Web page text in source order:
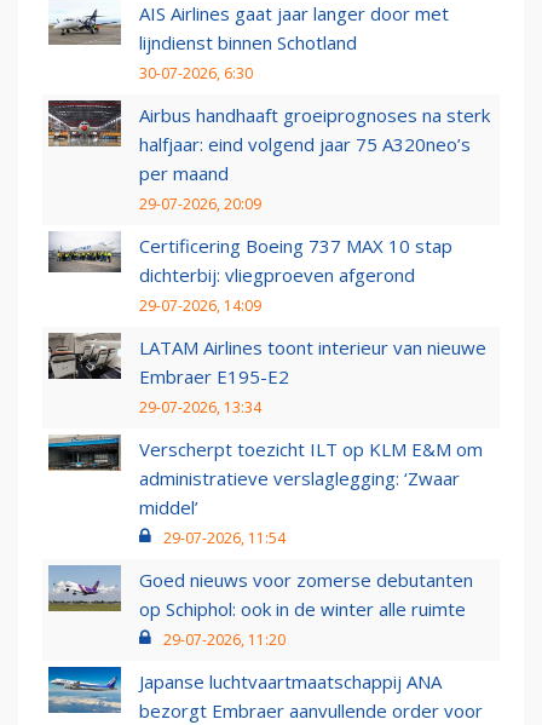
AIS Airlines gaat jaar langer door met
lijndienst binnen Schotland
30-07-2026, 6:30
Airbus handhaaft groeiprognoses na sterk
halfjaar: eind volgend jaar 75 A320neo’s
per maand
29-07-2026, 20:09
Certificering Boeing 737 MAX 10 stap
dichterbij: vliegproeven afgerond
29-07-2026, 14:09
LATAM Airlines toont interieur van nieuwe
Embraer E195-E2
29-07-2026, 13:34
Verscherpt toezicht ILT op KLM E&M om
administratieve verslaglegging: ‘Zwaar
middel’
29-07-2026, 11:54
Goed nieuws voor zomerse debutanten
op Schiphol: ook in de winter alle ruimte
29-07-2026, 11:20
Japanse luchtvaartmaatschappij ANA
bezorgt Embraer aanvullende order voor